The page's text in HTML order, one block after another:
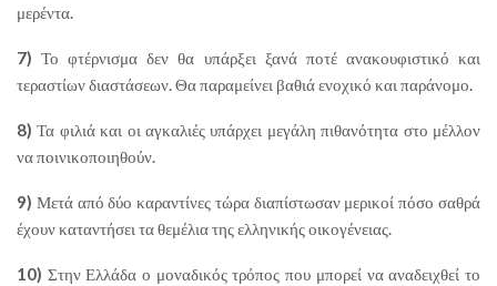
μερέντα.
7) Το φτέρνισμα δεν θα υπάρξει ξανά ποτέ ανακουφιστικό και
τεραστίων διαστάσεων. Θα παραμείνει βαθιά ενοχικό και παράνομο.
8) Τα φιλιά και οι αγκαλιές υπάρχει μεγάλη πιθανότητα στο μέλλον
να ποινικοποιηθούν.
9) Μετά από δύο καραντίνες τώρα διαπίστωσαν μερικοί πόσο σαθρά
έχουν καταντήσει τα θεμέλια της ελληνικής οικογένειας.
10) Στην Ελλάδα ο μοναδικός τρόπος που μπορεί να αναδειχθεί το